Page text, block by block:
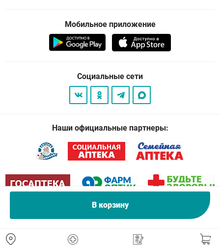
В корзину
Мобильное приложение
Социальные сети
Наши официальные партнеры: